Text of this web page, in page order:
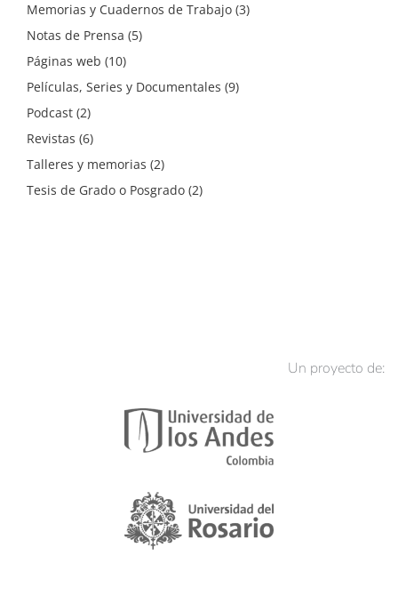
Memorias y Cuadernos de Trabajo (3)
Notas de Prensa (5)
Páginas web (10)
Películas, Series y Documentales (9)
Podcast (2)
Revistas (6)
Talleres y memorias (2)
Tesis de Grado o Posgrado (2)
Un proyecto de: